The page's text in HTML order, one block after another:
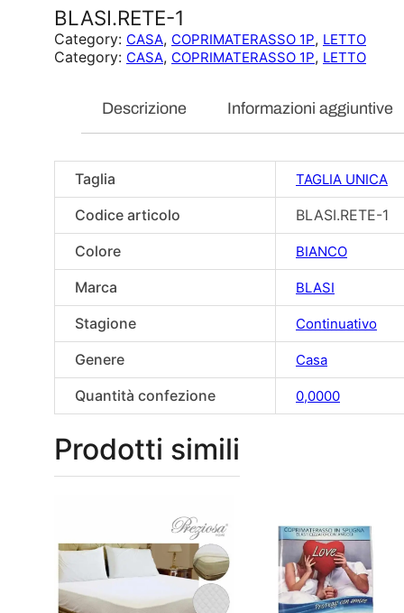
BLASI.RETE-1
Category: CASA, COPRIMATERASSO 1P, LETTO
Category: CASA, COPRIMATERASSO 1P, LETTO
Descrizione Informazioni aggiuntive
Taglia TAGLIA UNICA
Codice articolo
BLASI.RETE-1
Colore
BIANCO
Marca BLASI
Stagione Continuativo
Genere Casa
Quantità confezione 0,0000
Prodotti simili